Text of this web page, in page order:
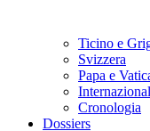
Ticino e
Svizzera
Papa e
Cronologia
Dossiers